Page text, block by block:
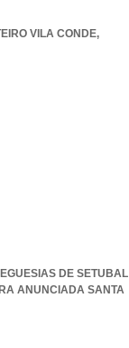
VILA CONDE,
DE SETUBAL
ANUNCIADA SANTA